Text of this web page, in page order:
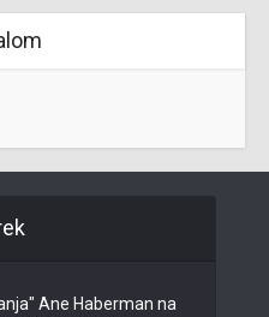
Ane Haberman na